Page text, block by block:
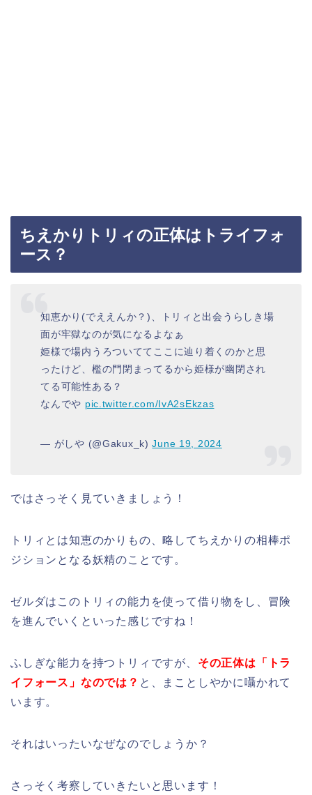
ちえかりトリィの正体はトライフォ
ース？
知恵かり(でええんか？)、トリィと出会うらしき場
面が牢獄なのが気になるよなぁ
姫様で場内うろついててここに辿り着くのかと思
ったけど、檻の門閉まってるから姫様が幽閉され
てる可能性ある？
なんでや pic.twitter.com/IvA2sEkzas
— がしや (@Gakux_k)June 19, 2024
ではさっそく見ていきましょう！
トリィとは知恵のかりもの、略してちえかりの相棒ポ
ジションとなる妖精のことです。
ゼルダはこのトリィの能力を使って借り物をし、冒険
を進んでいくといった感じですね！
ふしぎな能力を持つトリィですが、 その正体は「トラ
イフォース」なのでは？ と、まことしやかに囁かれて
います。
それはいったいなぜなのでしょうか？
さっそく考察していきたいと思います！